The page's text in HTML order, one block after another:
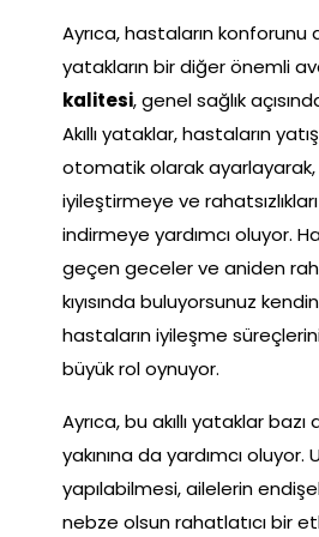
Ayrıca, hastaların konforunu
yatakların bir diğer önemli
kalitesi, genel sağlık
Akıllı yataklar, hastaların
otomatik olarak ayarlayarak,
iyileştirmeye ve
indirmeye yardımcı oluyor.
geçen geceler ve aniden
kıyısında buluyorsunuz
hastaların iyileşme
büyük rol oynuyor.
Ayrıca, bu akıllı yataklar
yakınına da yardımcı
yapılabilmesi, ailelerin
nebze olsun rahatlatıcı bir